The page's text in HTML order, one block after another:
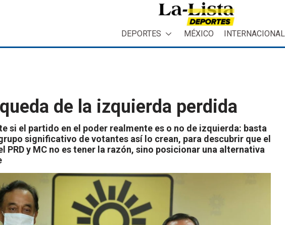
DEPORTES MÉXICO INTERNACIONAL
de la izquierda perdida
si el partido en el poder realmente es o no de izquierda: basta
significativo de votantes así lo crean, para descubrir que el
PRD y MC no es tener la razón, sino posicionar una alternativa